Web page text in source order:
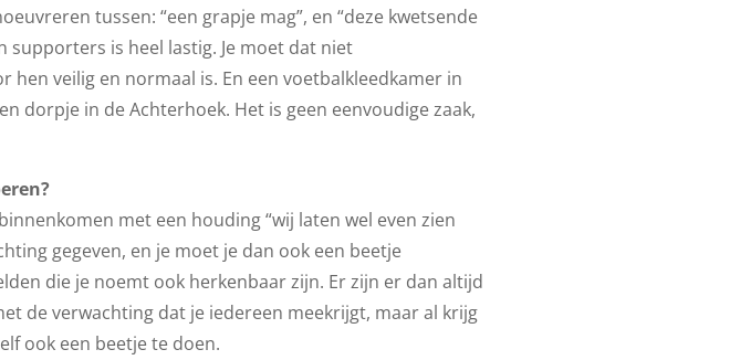
tussen: “een grapje mag”, en “deze kwetsende
is heel lastig. Je moet dat niet
veilig en normaal is. En een voetbalkleedkamer in
dorpje in de Achterhoek. Het is geen eenvoudige zaak,
met een houding “wij laten wel even zien
gegeven, en je moet je dan ook een beetje
die je noemt ook herkenbaar zijn. Er zijn er dan altijd
de verwachting dat je iedereen meekrijgt, maar al krijg
ook een beetje te doen.